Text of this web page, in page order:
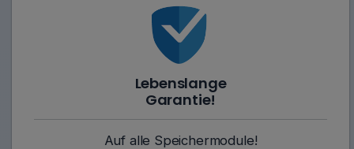
Lebenslange
Garantie!
Auf alle Speichermodule!